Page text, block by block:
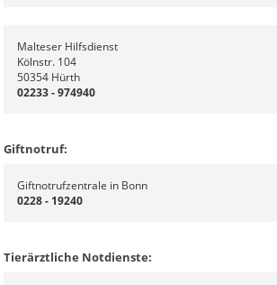
Malteser Hilfsdienst
Kölnstr. 104
50354 Hürth
02233 - 974940
Giftnotruf:
Giftnotrufzentrale in Bonn
0228 - 19240
Tierärztliche Notdienste: